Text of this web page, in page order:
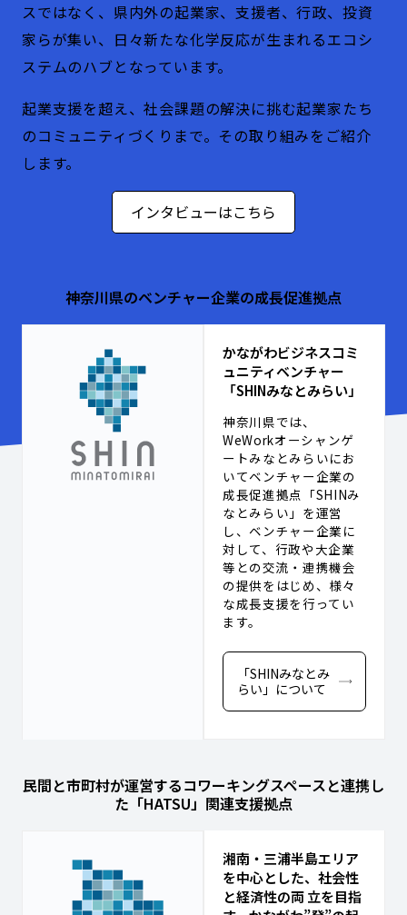
スではなく、県内外の起業家、支援者、行政、投資
家らが集い、日々新たな化学反応が生まれるエコシ
ステムのハブとなっています。
起業支援を超え、社会課題の解決に挑む起業家たち
のコミュニティづくりまで。その取り組みをご紹介
します。
インタビューはこちら
神奈川県のベンチャー企業の成長促進拠点
かながわビジネスコミ
ュニティベンチャー
「SHINみなとみらい」
神奈川県では、
WeWorkオーシャンゲ
ートみなとみらいにお
いてベンチャー企業の
成長促進拠点「SHINみ
なとみらい」を運営
し、ベンチャー企業に
対して、行政や大企業
等との交流・連携機会
の提供をはじめ、様々
な成長支援を行ってい
ます。
「SHINみなとみ
らい」について
民間と市町村が運営するコワーキングスペースと連携し
た 「HATSU」関連支援拠点
湘南・三浦半島エリア
を中心とした、社会性
と経済性の両 立を目指